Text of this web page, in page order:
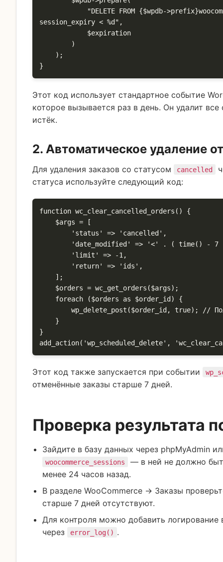
session_expiry < %d",
}
Этот код использует стандартное событие
которое вызывается раз в день. Он удалит
истёк.
2. Автоматическое удаление
Для удаления заказов со статусом cancelled
статуса используйте следующий код:
function wc_clear_cancelled_orders() {
}
add_action('wp_scheduled_delete',
Этот код также запускается при событии
отменённые заказы старше 7 дней.
Проверка результата
Зайдите в базу данных через phpMyAdmin
woocommerce_sessions
— в ней не должно
менее 24 часов назад.
В разделе WooCommerce → Заказы
старше 7 дней отсутствуют.
Для контроля можно добавить
через
error_log() .